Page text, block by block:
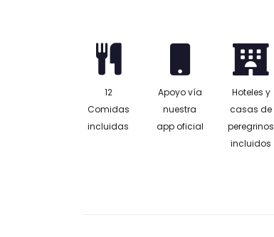
12
Comidas
incluidas
Apoyo vía
nuestra
app oficial
Hoteles y
casas de
peregrinos
incluidos